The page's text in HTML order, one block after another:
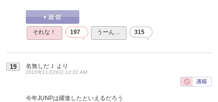
それな！ 197 うーん… 315
19 名無しだＪ より
2015年11月28日 12:22 AM
今年JUNPは躍進したといえるだろう